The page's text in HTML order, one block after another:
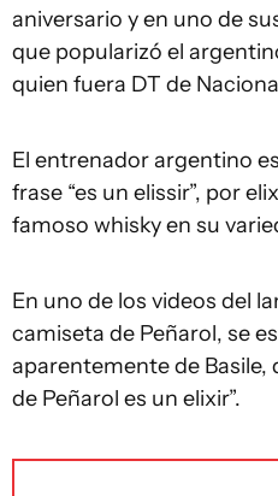
aniversario y en uno de
que popularizó el
quien fuera DT de
El entrenador argentino
frase “es un elissir”, por
famoso whisky en su
En uno de los videos del
camiseta de Peñarol, se
aparentemente de Basile,
de Peñarol es un elixir”.